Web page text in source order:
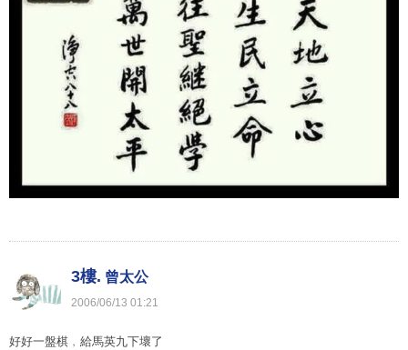
3樓. 曾太公
2006/06/13 01:21
好好一盤棋﹐給馬英九下壞了